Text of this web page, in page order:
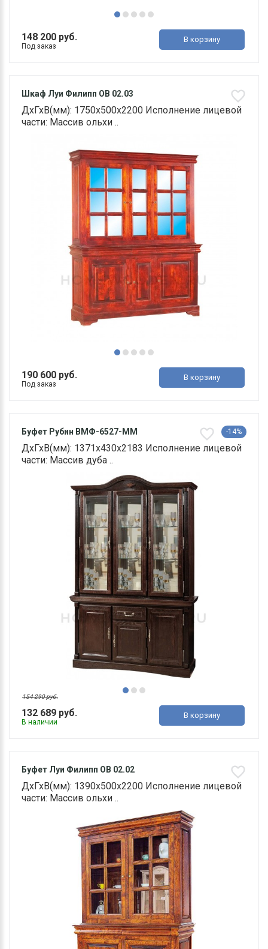
148 200 руб.
Под заказ
В корзину
Шкаф Луи Филипп ОВ 02.03
ДхГхВ(мм): 1750х500х2200 Исполнение лицевой
части: Массив ольхи ..
190 600 руб.
Под заказ
В корзину
Буфет Рубин ВМФ-6527-ММ -14%
ДхГхВ(мм): 1371х430х2183 Исполнение лицевой
части: Массив дуба ..
132 689 руб.
154 290 руб.
В наличии
В корзину
Буфет Луи Филипп ОВ 02.02
ДхГхВ(мм): 1390х500х2200 Исполнение лицевой
части: Массив ольхи ..